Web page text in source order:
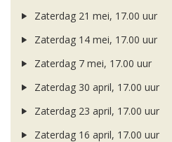
Zaterdag 21 mei, 17.00 uur
Zaterdag 14 mei, 17.00 uur
Zaterdag 7 mei, 17.00 uur
Zaterdag 30 april, 17.00 uur
Zaterdag 23 april, 17.00 uur
Zaterdag 16 april, 17.00 uur